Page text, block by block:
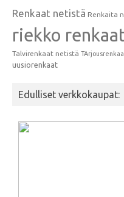
Renkaat netistä Renkaita
riekko
Talvirenkaat netistä
uusiorenkaat
Edulliset verkkokaupat: